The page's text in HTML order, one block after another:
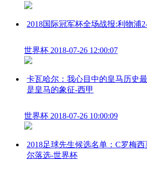
2018国际冠军杯全场战报:利物浦
世界杯 2018-07-26 12:00:07
卡瓦哈尔：我心目中的皇马历史
是皇马的象征-西甲
世界杯 2018-07-26 10:00:09
2018足球先生候选名单：C罗梅
尔落选-世界杯